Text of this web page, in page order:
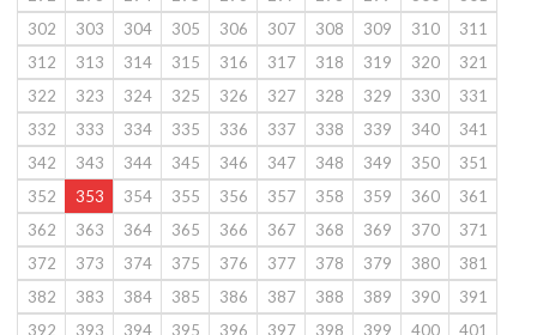
302
303 304 305 306 307 308 309 310
311
312
313 314 315 316 317 318 319 320
321
322
323 324 325 326 327 328 329 330
331
332
333 334 335 336 337 338 339 340
341
342
343 344 345 346 347 348 349 350
351
352
353 354 355 356 357 358 359 360
361
362
363 364 365 366 367 368 369 370
371
372
373 374 375 376 377 378 379 380
381
382
383 384 385 386 387 388 389 390
391
392
393 394 395 396 397 398 399 400
401